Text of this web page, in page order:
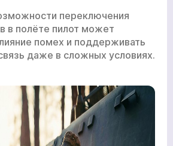
переключения
в полёте пилот может
помех и поддерживать
даже в сложных условиях.